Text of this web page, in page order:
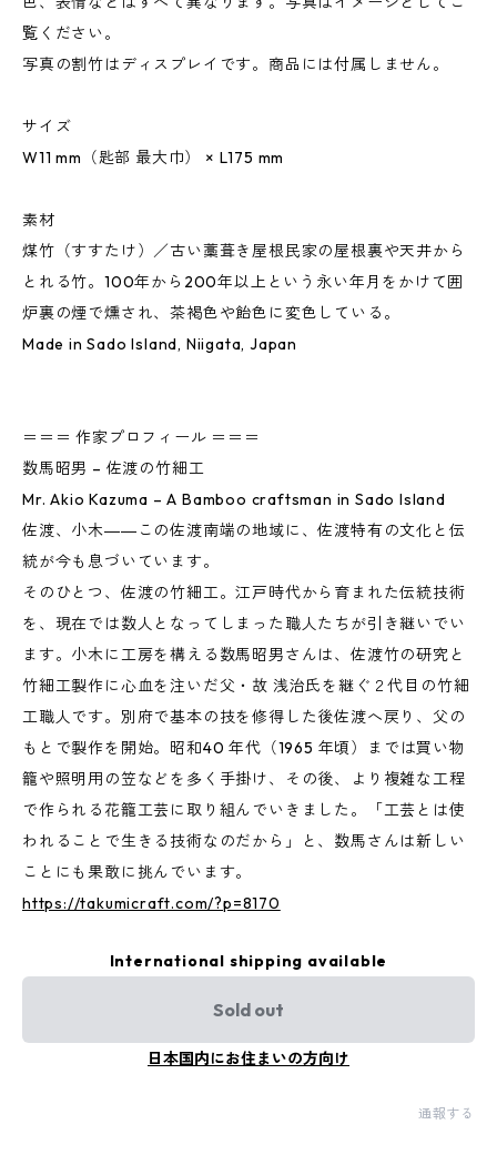
覧ください。
写真の割竹はディスプレイです。商品には付属しません。
サイズ
W11 mm（匙部 最大巾） × L175 mm
素材
煤竹（すすたけ）／古い藁葺き屋根民家の屋根裏や天井から
とれる竹。100年から200年以上という永い年月をかけて囲
炉裏の煙で燻され、茶褐色や飴色に変色している。
Made in Sado Island, Niigata, Japan
＝＝＝ 作家プロフィール ＝＝＝
数馬昭男 – 佐渡の竹細工
Mr. Akio Kazuma – A Bamboo craftsman in Sado Island
佐渡、小木――この佐渡南端の地域に、佐渡特有の文化と伝
統が今も息づいています。
そのひとつ、佐渡の竹細工。江戸時代から育まれた伝統技術
を、現在では数人となってしまった職人たちが引き継いでい
ます。小木に工房を構える数馬昭男さんは、佐渡竹の研究と
竹細工製作に心血を注いだ父・故 浅治氏を継ぐ２代目の竹細
工職人です。別府で基本の技を修得した後佐渡へ戻り、父の
もとで製作を開始。昭和40 年代（1965 年頃）までは買い物
籠や照明用の笠などを多く手掛け、その後、より複雑な工程
で作られる花籠工芸に取り組んでいきました。「工芸とは使
われることで生きる技術なのだから」と、数馬さんは新しい
ことにも果敢に挑んでいます。
https://takumicraft.com/?p=8170
International shipping available
Sold out
日本国内にお住まいの方向け
通報する